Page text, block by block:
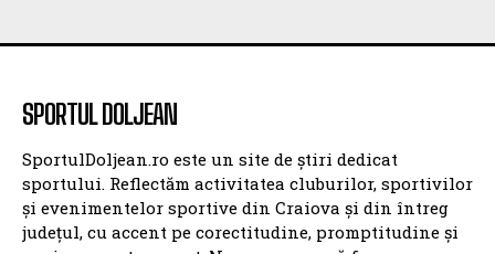
SPORTUL DOLJEAN
SPORTUL DOLJEAN
SportulDoljean.ro este un site de știri dedicat